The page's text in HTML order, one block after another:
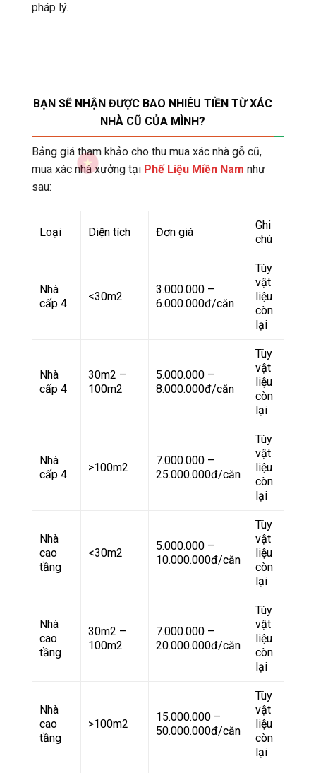
pháp lý.
BẠN SẼ NHẬN ĐƯỢC BAO NHIÊU TIỀN TỪ XÁC
NHÀ CŨ CỦA MÌNH?
Bảng giá tham khảo cho thu mua xác nhà gỗ cũ,
mua xác nhà xưởng tại Phế Liệu Miền Nam như
sau:
Loại Diện tích Đơn giá
Ghi
chú
Nhà
cấp 4
<30m2
3.000.000 –
6.000.000đ/căn
Tùy
vật
liệu
còn
lại
Nhà
cấp 4
30m2 –
100m2
5.000.000 –
8.000.000đ/căn
Tùy
vật
liệu
còn
lại
Nhà
cấp 4
>100m2
7.000.000 –
25.000.000đ/căn
Tùy
vật
liệu
còn
lại
Nhà
cao
tầng
<30m2
5.000.000 –
10.000.000đ/căn
Tùy
vật
liệu
còn
lại
Nhà
cao
tầng
30m2 –
100m2
7.000.000 –
20.000.000đ/căn
Tùy
vật
liệu
còn
lại
Nhà
cao
tầng
>100m2
15.000.000 –
50.000.000đ/căn
Tùy
vật
liệu
còn
lại